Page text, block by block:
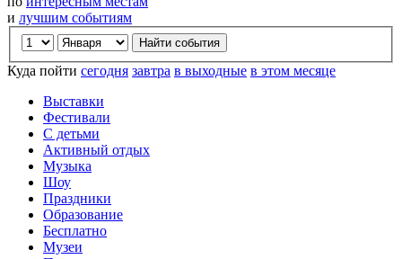
и лучшим событиям
Куда пойти сегодня завтра в выходные в этом месяце
Выставки
Фестивали
С детьми
Активный отдых
Музыка
Шоу
Праздники
Образование
Бесплатно
Музеи